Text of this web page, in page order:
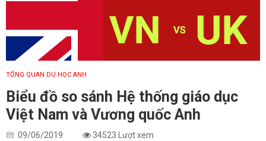
TỔNG QUAN DU HỌC ANH
Biểu đồ so sánh Hệ thống giáo dục
Việt Nam và Vương quốc Anh
09/06/2019 34523 Lượt xem